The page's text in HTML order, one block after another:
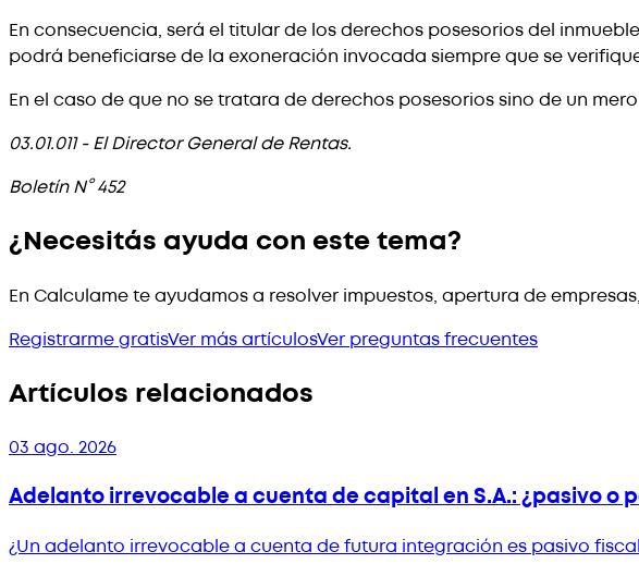
En consecuencia, será el titular de los derechos posesorios del
podrá beneficiarse de la exoneración invocada siempre que se
En el caso de que no se tratara de derechos posesorios sino de un
03.01.011 - El Director General de Rentas.
Boletín N° 452
¿Necesitás ayuda con este tema?
En Calculame te ayudamos a resolver impuestos, apertura de
Registrarme gratisVer más artículosVer preguntas frecuentes
Artículos relacionados
03 ago. 2026
Adelanto irrevocable a cuenta de capital en S.A.: ¿pasivo o
¿Un adelanto irrevocable a cuenta de futura integración es pasivo